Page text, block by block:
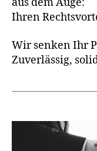
aus dem Auge:
Ihren
Wir senken Ihr
Zuverlässig,